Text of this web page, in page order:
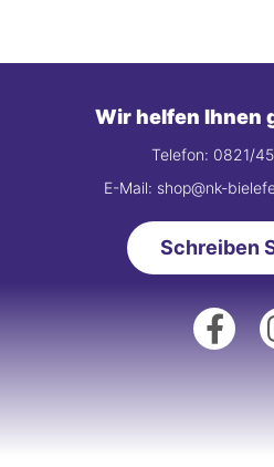
Wir helfen Ihnen
Telefon: 0821/
E-Mail: shop@nk-
Schreiben